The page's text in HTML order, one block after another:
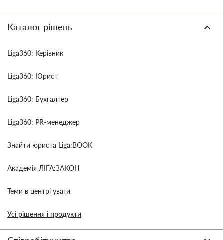
Каталог рішень
Liga360: Керівник
Liga360: Юрист
Liga360: Бухгалтер
Liga360: PR-менеджер
Знайти юриста Liga:BOOK
Академія ЛІГА:ЗАКОН
Теми в центрі уваги
Усі рішення і продукти